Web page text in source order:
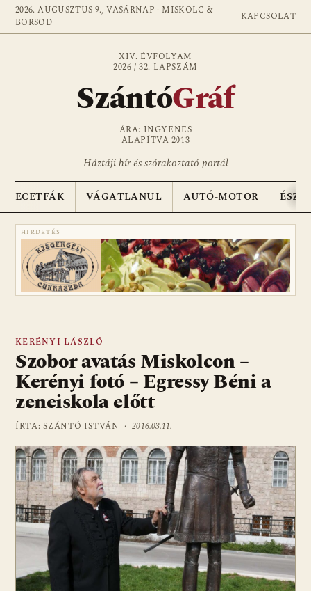
2026. AUGUSZTUS 9., VASÁRNAP · MISKOLC &
BORSOD
KAPCSOLAT
XIV. ÉVFOLYAM
2026 / 32. LAPSZÁM
SzántóGráf
ÁRA: INGYENES
ALAPÍTVA 2013
Háztáji hír és szórakoztató portál
ECETFÁK VÁGATLANUL AUTÓ-MOTOR
HIRDETÉS
KERÉNYI LÁSZLÓ
Szobor avatás Miskolcon –
Kerényi fotó – Egressy Béni a
zeneiskola előtt
ÍRTA: SZÁNTÓ ISTVÁN ·2016.03.11.